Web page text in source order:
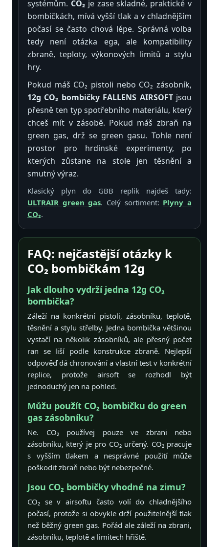
systémům. CO₂je zase skladné, praktické v
bombičkách, mívá vyšší tlak a v chladnějším
počasí se často chová lépe. Správná volba
tedy není otázka ega, ale kompatibility
zbraně, teploty, výkonových limitů a stylu
hry.
Pokud máš CO₂ pistoli nebo CO₂ zásobník,
12g CO₂ bombičky FALLENS AIRSOFTjsou
přesně ten typ spotřebního materiálu, který
chceš mít v zásobě. Pokud máš zbraň na
green gas, drž se green gasu. Tohle není
prostor pro hrdinské experimenty, po
kterých zůstane na stole jen těsnění a
smutný výraz.
Klasický plyn do GBB replik najdeš tady:
ULTRAIR green gas. Celý sortiment: Plyny a
CO₂.
FAQ: nejčastější otázky k
CO₂ bombičkám 12g
Jak dlouho vydrží jedna 12g CO₂
bombička?
Záleží na konkrétní pistoli, zásobníku, teplotě,
těsnění a stylu střelby. Jedna bombička většinou
vystačí na několik zásobníků, ale přesný počet
ran se liší podle konstrukce zbraně. Nejlepší
odpověď dá chronování a vlastní test v konkrétní
replice, protože airsoft se rozhodl být
jednoduchý jen na pohled.
Můžu použít CO₂ bombičku do green
gas zásobníku?
Ne. CO₂ používej pouze ve zbrani nebo
zásobníku, který je pro CO₂ určený. CO₂ pracuje
s vyšším tlakem a nesprávné použití může
poškodit zbraň nebo být nebezpečné.
Jsou CO₂ bombičky vhodné na zimu?
CO₂ se v airsoftu často volí do chladnějšího
počasí, protože si obvykle drží použitelnější tlak
než běžný green gas. Pořád ale záleží na zbrani,
zásobníku, teplotě a limitech hřiště.